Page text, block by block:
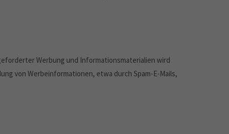
Werbung und Informationsmaterialien wird
von Werbeinformationen, etwa durch Spam-E-Mails,